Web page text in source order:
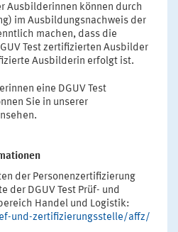
Ausbilderinnen können durch
im Ausbildungsnachweis der
machen, dass die
Test zertifizierten Ausbilder
Ausbilderin erfolgt ist.
eine DGUV Test
Sie in unserer
der Personenzertifizierung
der DGUV Test Prüf- und
Handel und Logistik:
und-zertifizierungsstelle/affz/